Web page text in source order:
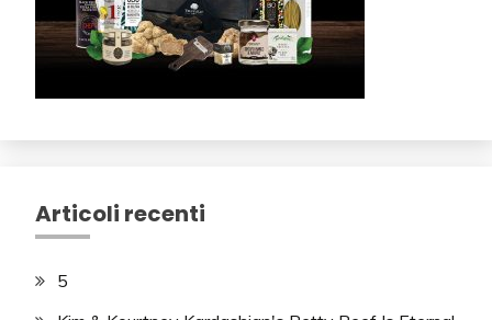
Articoli recenti
5